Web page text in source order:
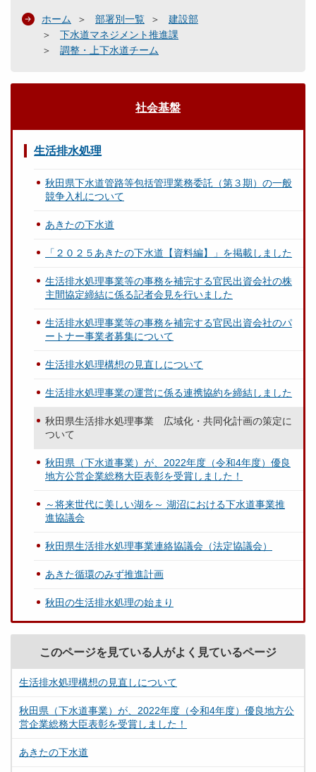
ホーム 部署別一覧
建設部
下水道マネジメント推進課
調整・上下水道チーム
社会基盤
生活排水処理
秋田県下水道管路等包括管理業務委託（第３期）の一般
競争入札について
あきたの下水道
「２０２５あきたの下水道【資料編】」を掲載しました
生活排水処理事業等の事務を補完する官民出資会社の株
主間協定締結に係る記者会見を行いました
生活排水処理事業等の事務を補完する官民出資会社のパ
ートナー事業者募集について
生活排水処理構想の見直しについて
生活排水処理事業の運営に係る連携協約を締結しました
秋田県生活排水処理事業 広域化・共同化計画の策定に
ついて
秋田県（下水道事業）が、2022年度（令和4年度）優良
地方公営企業総務大臣表彰を受賞しました！
～将来世代に美しい湖を～ 湖沼における下水道事業推
進協議会
秋田県生活排水処理事業連絡協議会（法定協議会）
あきた循環のみず推進計画
秋田の生活排水処理の始まり
このページを見ている人がよく見ているページ
生活排水処理構想の見直しについて
秋田県（下水道事業）が、2022年度（令和4年度）優良地方公
営企業総務大臣表彰を受賞しました！
あきたの下水道